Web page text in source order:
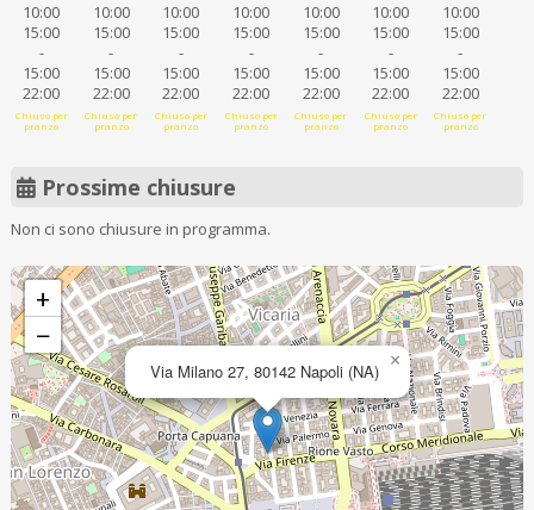
10:00
15:00
-
15:00
22:00
Chiuso per
pranzo
10:00
15:00
-
15:00
22:00
Chiuso per
pranzo
10:00
15:00
-
15:00
22:00
Chiuso per
pranzo
10:00
15:00
-
15:00
22:00
Chiuso per
pranzo
10:00
15:00
-
15:00
22:00
Chiuso per
pranzo
10:00
15:00
-
15:00
22:00
Chiuso per
pranzo
10:00
15:00
-
15:00
22:00
Chiuso per
pranzo
Prossime chiusure
Non ci sono chiusure in programma.
Via Milano 27, 80142 Napoli (NA) ×
+
−